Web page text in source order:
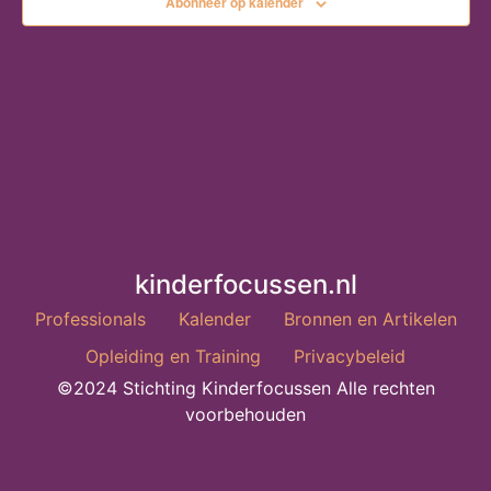
kinderfocussen.nl
Professionals Kalender
Bronnen en Artikelen
Opleiding en Training
Privacybeleid
©2024 Stichting Kinderfocussen Alle rechten
voorbehouden